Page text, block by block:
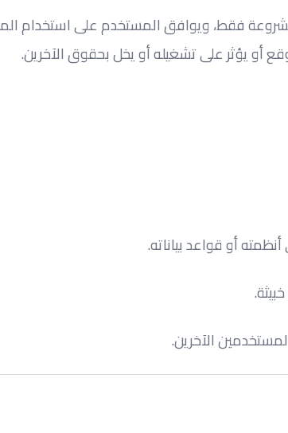
فقط، ويوافق المستخدم على استخدام
أو يؤثر على تشغيله أو يخل بحقوق الآخرين.
أو قواعد بياناته.
الآخرين.